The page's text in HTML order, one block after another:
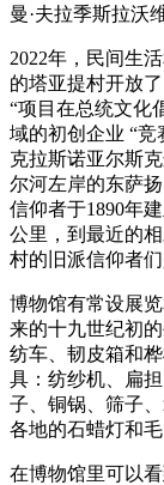
曼·夫拉季斯拉沃
2022年，民间生
的塔亚提村开放
“项目在总统文化
域的初创企业 “
克拉斯诺亚尔斯
尔河左岸的东萨
信仰者于1890年
公里，到最近的
村的旧派信仰者
博物馆有常设展
来的十九世纪初
纺车、韧皮箱和
具：纺纱机、扁
子、铜锅、筛子
各地的石蜡灯和
在博物馆里可以